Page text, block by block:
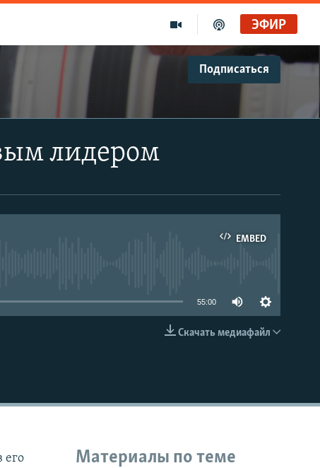
ЭФИР
Подписаться
лидером
EMBED
EMBED
55:00
Скачать медиафайл
его
Материалы по теме